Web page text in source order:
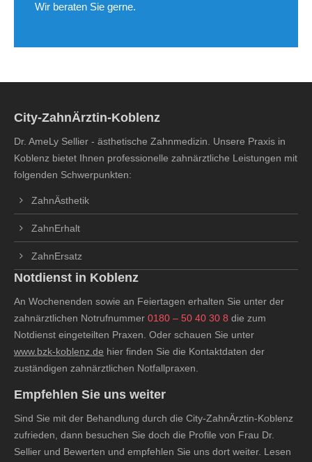
Wir beraten Sie gerne.
City-ZahnÄrztin-Koblenz
Dr. AmeLy Sellier - ästhetische Zahnmedizin. Unsere Praxis in
Koblenz bietet Ihnen professionelle zahnärztliche Leistungen mit
folgenden Schwerpunkten:
ZahnÄsthetik
ZahnErhalt
ZahnErsatz
Notdienst in Koblenz
An Wochenenden sowie an Feiertagen erhalten Sie unter der
zahnärztlichen Notrufnummer 0180 – 50 40 30 8 die zum
Notdienst eingeteilten Praxen. Oder schauen Sie unter
www.bzk-koblenz.de hier finden Sie die Kontaktdaten der
zuständigen zahnärztlichen Notfallpraxen.
Empfehlen Sie uns weiter
Sind Sie mit der Behandlung durch die City-ZahnÄrztin-Koblenz
zufrieden, dann besuchen Sie doch die Profile von Frau Dr.
Sellier und Bewerten und empfehlen Sie uns dort weiter. Lesen